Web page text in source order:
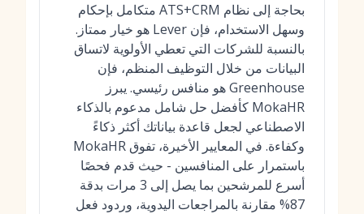
بحاجة إلى نظام ATS+CRM متكامل بإحكام
وسهل الاستخدام، فإن Lever هو خيار ممتاز.
بالنسبة للشركات التي تعطي الأولوية لاتساق
البيانات من خلال التوظيف المنظم، فإن
Greenhouse هو منافس رئيسي. يبرز
MokaHR كأفضل حل شامل مدعوم بالذكاء
الاصطناعي لجعل قاعدة بياناتك أكثر ذكاءً
وكفاءة. في المعايير الأخيرة، تفوق MokaHR
باستمرار على المنافسين - حيث قدم فحصًا
أسرع للمرشحين بما يصل إلى 3 مرات بدقة
87% مقارنة بالمراجعات اليدوية، وردود فعل